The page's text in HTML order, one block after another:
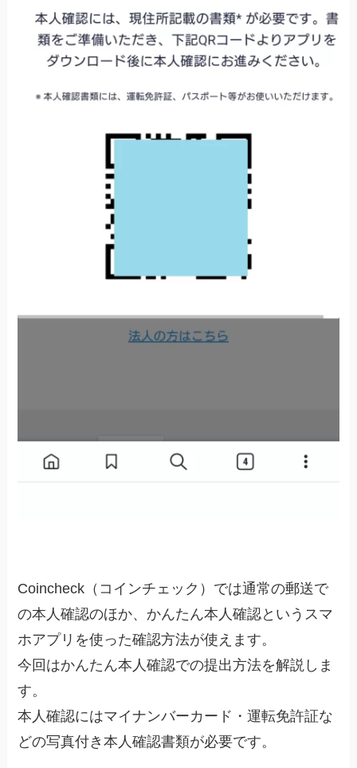
Coincheck（コインチェック）では通常の郵送で
の本人確認のほか、かんたん本人確認というスマ
ホアプリを使った確認方法が使えます。
今回はかんたん本人確認での提出方法を解説しま
す。
本人確認にはマイナンバーカード・運転免許証な
どの写真付き本人確認書類が必要です。